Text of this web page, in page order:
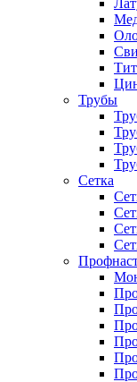
Трубы
Сетка